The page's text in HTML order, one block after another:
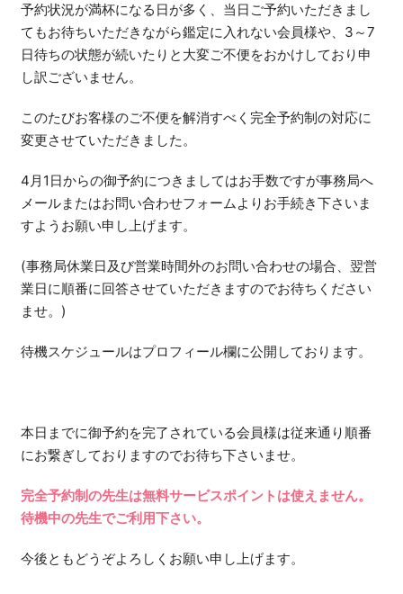
予約状況が満杯になる日が多く、当日ご予約いただきまし
てもお待ちいただきながら鑑定に入れない会員様や、3～7
日待ちの状態が続いたりと大変ご不便をおかけしており申
し訳ございません。
このたびお客様のご不便を解消すべく完全予約制の対応に
変更させていただきました。
4月1日からの御予約につきましてはお手数ですが事務局へ
メールまたはお問い合わせフォームよりお手続き下さいま
すようお願い申し上げます。
(事務局休業日及び営業時間外のお問い合わせの場合、翌営
業日に順番に回答させていただきますのでお待ちください
ませ。)
待機スケジュールはプロフィール欄に公開しております。
本日までに御予約を完了されている会員様は従来通り順番
にお繋ぎしておりますのでお待ち下さいませ。
完全予約制の先生は無料サービスポイントは使えません。
待機中の先生でご利用下さい。
今後ともどうぞよろしくお願い申し上げます。